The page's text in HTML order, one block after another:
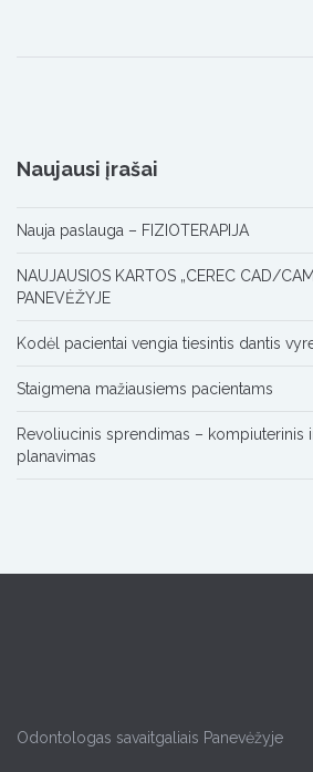
Naujausi įrašai
Nauja paslauga – FIZIOTERAPIJA
NAUJAUSIOS KARTOS „CEREC CAD/
PANEVĖŽYJE
Kodėl pacientai vengia tiesintis dantis
Staigmena mažiausiems pacientams
Revoliucinis sprendimas – kompiuterinis
planavimas
Odontologas savaitgaliais Panevėžyje